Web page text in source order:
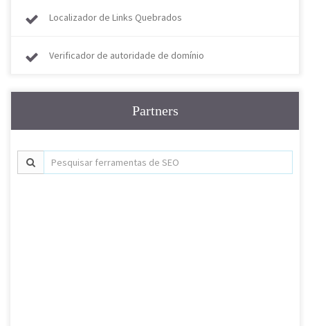
Localizador de Links Quebrados
Verificador de autoridade de domínio
Partners